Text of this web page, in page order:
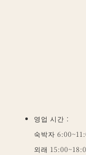
영업 시간：
숙박자
외래